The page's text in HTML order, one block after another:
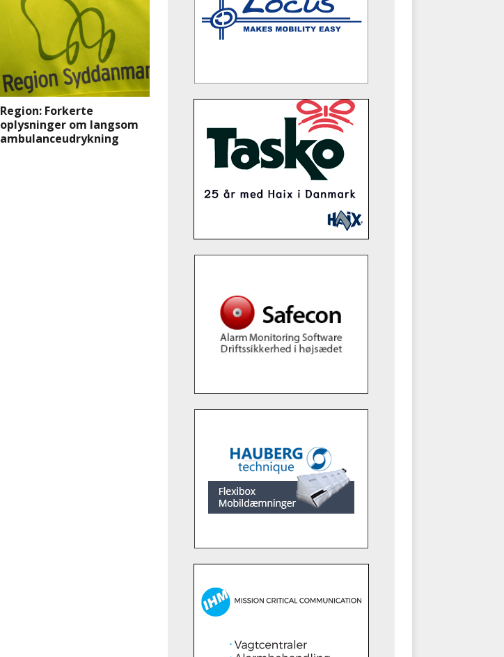
Region: Forkerte
oplysninger om langsom
ambulanceudrykning